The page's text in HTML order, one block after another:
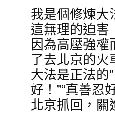
我是個修煉大
這無理的迫害
因為高壓強權
了去北京的火
大法是正法的
好！”“真善忍
北京抓回，關